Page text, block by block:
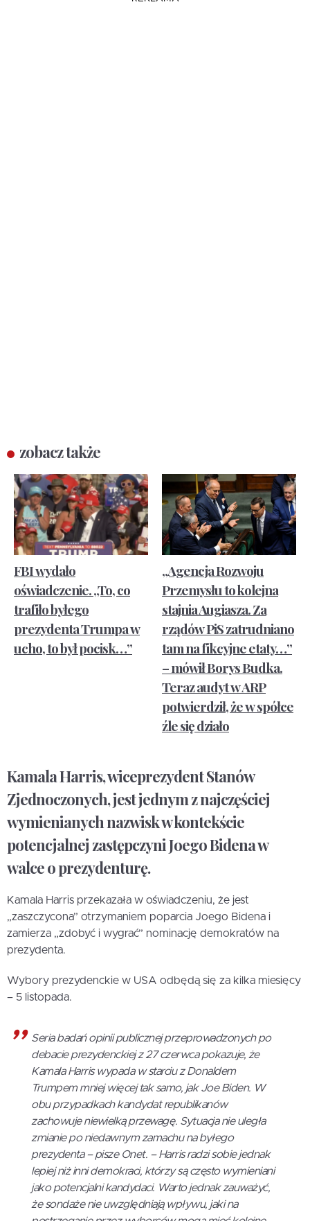
zobacz także
FBI wydało
oświadczenie. „To, co
trafiło byłego
prezydenta Trumpa w
ucho, to był pocisk…”
„Agencja Rozwoju
Przemysłu to kolejna
stajnia Augiasza. Za
rządów PiS zatrudniano
tam na fikcyjne etaty…”
– mówił Borys Budka.
Teraz audyt w ARP
potwierdził, że w spółce
źle się działo
Kamala Harris, wiceprezydent Stanów
Zjednoczonych, jest jednym z najczęściej
wymienianych nazwisk w kontekście
potencjalnej zastępczyni Joego Bidena w
walce o prezydenturę.
Kamala Harris przekazała w oświadczeniu, że jest
„zaszczycona” otrzymaniem poparcia Joego Bidena i
zamierza „zdobyć i wygrać” nominację demokratów na
prezydenta.
Wybory prezydenckie w USA odbędą się za kilka miesięcy
– 5 listopada.
Seria badań opinii publicznej przeprowadzonych po
debacie prezydenckiej z 27 czerwca pokazuje, że
Kamala Harris wypada w starciu z Donaldem
Trumpem mniej więcej tak samo, jak Joe Biden. W
obu przypadkach kandydat republikanów
zachowuje niewielką przewagę. Sytuacja nie uległa
zmianie po niedawnym zamachu na byłego
prezydenta – pisze Onet. – Harris radzi sobie jednak
lepiej niż inni demokraci, którzy są często wymieniani
jako potencjalni kandydaci. Warto jednak zauważyć,
że sondaże nie uwzględniają wpływu, jaki na